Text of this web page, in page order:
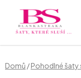
obsah
Domů /Pohodlné šaty